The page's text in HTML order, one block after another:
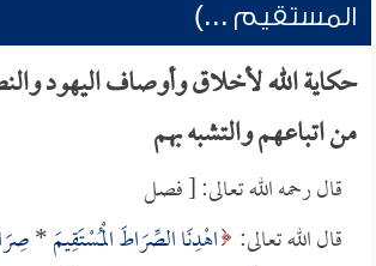
المستقيم ...)
حكاية الله لأخلاق وأوصاف اليهود
من اتباعهم والتشبه بهم
قال رحمه الله تعالى: [ فصل
قال الله تعالى: اهْدِنَا الصِّرَاطَ الْمُسْتَقِيمَ*